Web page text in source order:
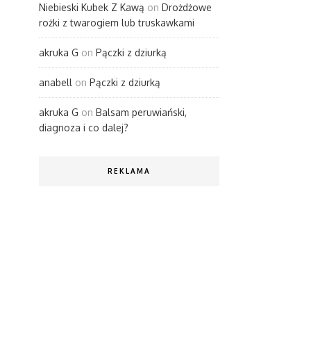
Niebieski Kubek Z Kawą on Drożdżowe
rożki z twarogiem lub truskawkami
akruka G on Pączki z dziurką
anabell on Pączki z dziurką
akruka G on Balsam peruwiański,
diagnoza i co dalej?
REKLAMA